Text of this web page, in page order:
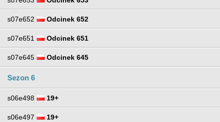
s07e652 Odcinek 652
s07e651 Odcinek 651
s07e645 Odcinek 645
Sezon 6
s06e498 19+
s06e497 19+